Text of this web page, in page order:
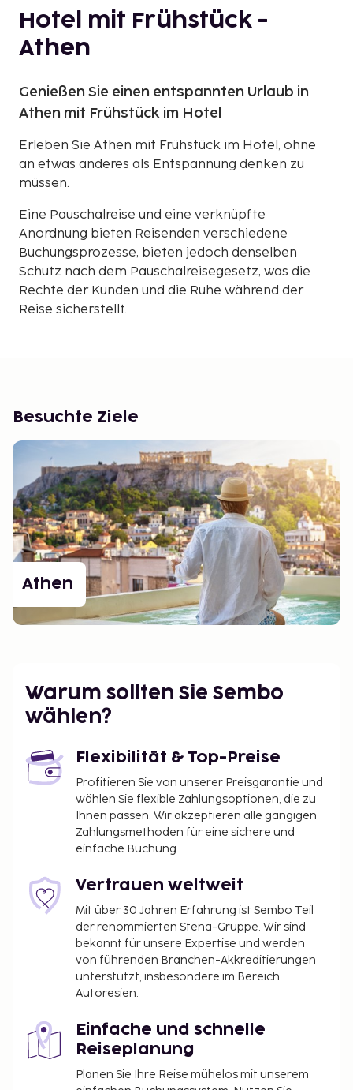
Hotel mit Frühstück -
Athen
Genießen Sie einen entspannten Urlaub in
Athen mit Frühstück im Hotel
Erleben Sie Athen mit Frühstück im Hotel, ohne
an etwas anderes als Entspannung denken zu
müssen.
Eine Pauschalreise und eine verknüpfte
Anordnung bieten Reisenden verschiedene
Buchungsprozesse, bieten jedoch denselben
Schutz nach dem Pauschalreisegesetz, was die
Rechte der Kunden und die Ruhe während der
Reise sicherstellt.
Besuchte Ziele
Athen
Warum sollten Sie Sembo
wählen?
Flexibilität & Top-Preise
Profitieren Sie von unserer Preisgarantie und
wählen Sie flexible Zahlungsoptionen, die zu
Ihnen passen. Wir akzeptieren alle gängigen
Zahlungsmethoden für eine sichere und
einfache Buchung.
Vertrauen weltweit
Mit über 30 Jahren Erfahrung ist Sembo Teil
der renommierten Stena-Gruppe. Wir sind
bekannt für unsere Expertise und werden
von führenden Branchen-Akkreditierungen
unterstützt, insbesondere im Bereich
Autoresien.
Einfache und schnelle
Reiseplanung
Planen Sie Ihre Reise mühelos mit unserem